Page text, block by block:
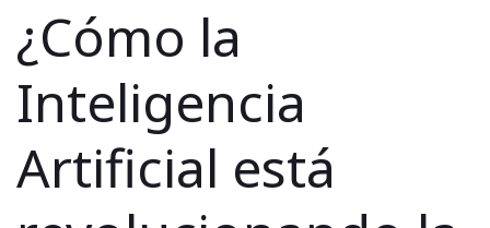
¿Cómo la
Inteligencia
Artificial está